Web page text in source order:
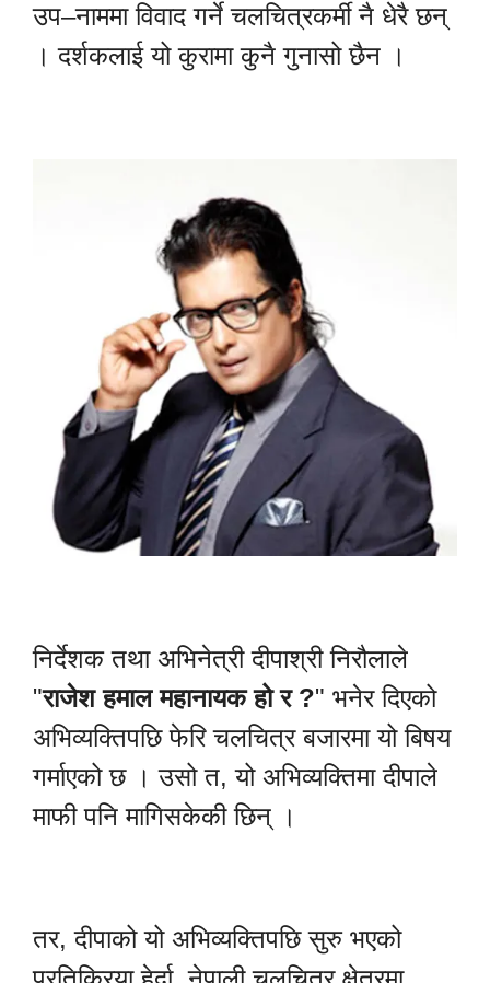
उप–नाममा विवाद गर्ने चलचित्रकर्मी नै धेरै छन्
। दर्शकलाई यो कुरामा कुनै गुनासो छैन ।
निर्देशक तथा अभिनेत्री दीपाश्री निरौलाले
"राजेश हमाल महानायक हो र ?" भनेर दिएको
अभिव्यक्तिपछि फेरि चलचित्र बजारमा यो बिषय
गर्माएको छ । उसो त, यो अभिव्यक्तिमा दीपाले
माफी पनि मागिसकेकी छिन् ।
तर, दीपाको यो अभिव्यक्तिपछि सुरु भएको